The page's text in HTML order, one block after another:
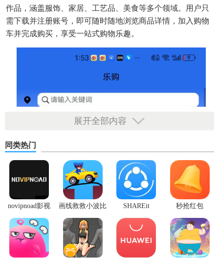
作品，涵盖服饰、家居、工艺品、美食等多个领域。用户只
需下载并注册账号，即可随时随地浏览商品详情，加入购物
车并完成购买，享受一站式购物乐趣。
展开全部内容
同类热门
novipnoad影视
平台手机版
画线救救小波比
最新版
SHAREit
秒抢红包
app2.7.3